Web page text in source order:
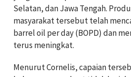
Selatan, dan Jawa Tengah.
masyarakat tersebut telah
barrel oil per day (BOPD) dan
terus meningkat.
Menurut Cornelis, capaian